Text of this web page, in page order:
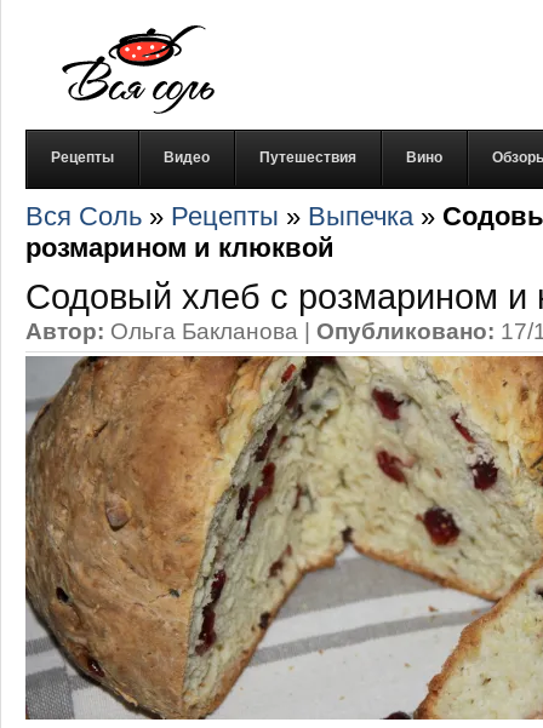
Рецепты Видео Путешествия Вино
Вся Соль » Рецепты » Выпечка»
розмарином и клюквой
Содовый хлеб с розмарином и
Автор: Ольга Бакланова | Опубликовано: 17/